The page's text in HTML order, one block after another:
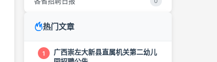
热门文章
1
广西崇左大新县直属机关第二幼儿